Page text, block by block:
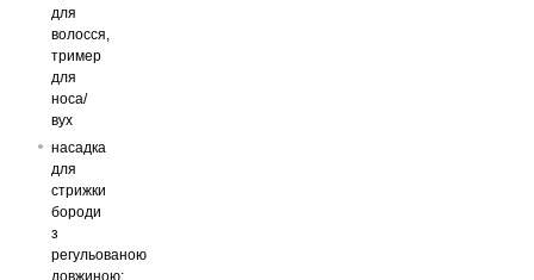
для
волосся,
тример
для
носа/
вух
насадка
для
стрижки
бороди
з
регульованою
довжиною: